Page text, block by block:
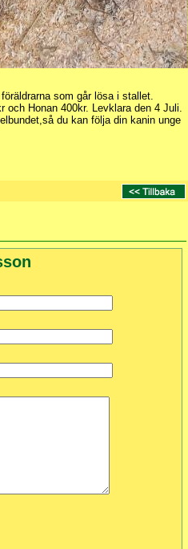
som går lösa i stallet.
och Honan 400kr. Levklara den 4 Juli.
du kan följa din kanin unge